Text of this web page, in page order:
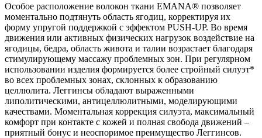
Особое расположение волокон ткани EMANA® позволяет
моментально подтянуть область ягодиц, корректируя их
форму упругой поддержкой с эффектом PUSH-UP. Во время
движения или активных физических нагрузок воздействие на
ягодицы, бедра, область живота и талии возрастает благодаря
стимулирующему массажу проблемных зон. При регулярном
использовании изделия формируется более стройный силуэт*
во всех проблемных зонах, склонных к образованию
целлюлита. Леггинсы обладают выраженными
липолитическими, антицеллюлитными, моделирующими
качествами. Моментальная коррекция силуэта, максимальный
комфорт при контакте с кожей и полная свобода движений –
приятный бонус и неоспоримое преимущество Леггинсов.